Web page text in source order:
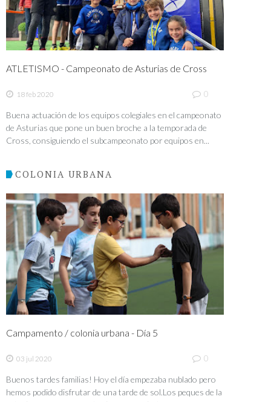
ATLETISMO - Campeonato de Asturias de Cross
18 feb 2020 0
Buena actuación de los equipos colegiales en el campeonato
de Asturias que pone un buen broche a la temporada de
Cross, consiguiendo el subcampeonato por equipos en...
COLONIA URBANA
Campamento / colonia urbana - Día 5
03 jul 2020 0
Buenos tardes familias! Hoy el día empezaba nublado pero
hemos podido disfrutar de una tarde de sol.Los peques de la